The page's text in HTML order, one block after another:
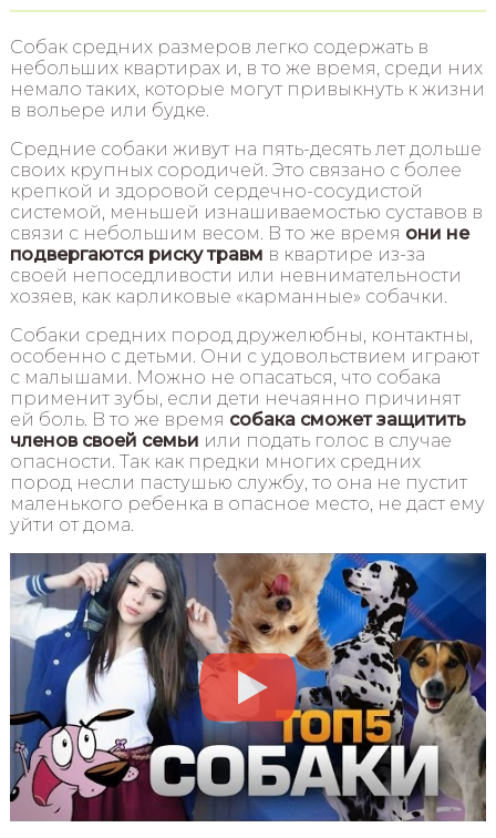
Собак средних размеров легко содержать в
небольших квартирах и, в то же время, среди них
немало таких, которые могут привыкнуть к жизни
в вольере или будке.
Средние собаки живут на пять-десять лет дольше
своих крупных сородичей. Это связано с более
крепкой и здоровой сердечно-сосудистой
системой, меньшей изнашиваемостью суставов в
связи с небольшим весом. В то же время они не
подвергаются риску травм в квартире из-за
своей непоседливости или невнимательности
хозяев, как карликовые «карманные» собачки.
Собаки средних пород дружелюбны, контактны,
особенно с детьми. Они с удовольствием играют
с малышами. Можно не опасаться, что собака
применит зубы, если дети нечаянно причинят
ей боль. В то же время собака сможет защитить
членов своей семьи или подать голос в случае
опасности. Так как предки многих средних
пород несли пастушью службу, то она не пустит
маленького ребенка в опасное место, не даст ему
уйти от дома.